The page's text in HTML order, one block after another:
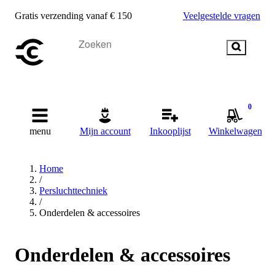
Gratis verzending vanaf € 150 Veelgestelde vragen
menu Mijn account Inkooplijst
0
Winkelwagen
Home
/
Persluchttechniek
/
Onderdelen & accessoires
Onderdelen & accessoires